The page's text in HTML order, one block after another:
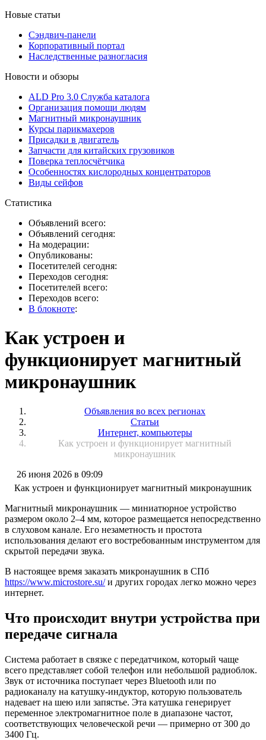
Новые статьи
Сэндвич-панели
Корпоративный портал
Наследственные разногласия
Новости и обзоры
ALD Pro 3.0 Служба каталога
Организация помощи людям
Магнитный микронаушник
Курсы парикмахеров
Присадки в двигатель
Запчасти для китайских грузовиков
Поверка теплосчётчика
Особенностях кислородных концентраторов
Виды сейфов
Статистика
Объявлений всего:
Объявлений сегодня:
На модерации:
Опубликованы:
Посетителей сегодня:
Переходов сегодня:
Посетителей всего:
Переходов всего:
В блокноте:
Как устроен и
функционирует магнитный
микронаушник
Объявления во всех регионах
Статьи
Интернет, компьютеры
Как устроен и функционирует магнитный
микронаушник
26 июня 2026 в 09:09
Как устроен и функционирует магнитный микронаушник
Магнитный микронаушник — миниатюрное устройство
размером около 2–4 мм, которое размещается непосредственно
в слуховом канале. Его незаметность и простота
использования делают его востребованным инструментом для
скрытой передачи звука.
В настоящее время заказать микронаушник в СПб
https://www.microstore.su/и других городах легко можно через
интернет.
Что происходит внутри устройства при
передаче сигнала
Система работает в связке с передатчиком, который чаще
всего представляет собой телефон или небольшой радиоблок.
Звук от источника поступает через Bluetooth или по
радиоканалу на катушку-индуктор, которую пользователь
надевает на шею или запястье. Эта катушка генерирует
переменное электромагнитное поле в диапазоне частот,
соответствующих человеческой речи — примерно от 300 до
3400 Гц.